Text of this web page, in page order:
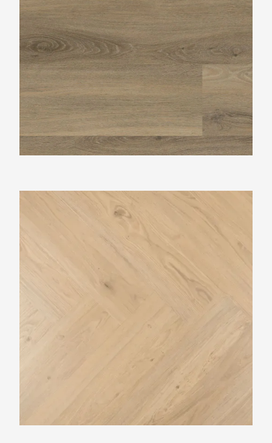
Douwes Dekker visgraat Crème brûlée